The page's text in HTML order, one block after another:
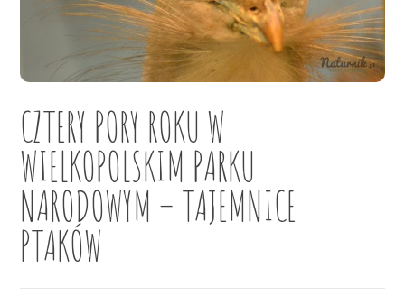
CZTERY PORY ROKU W
WIELKOPOLSKIM PARKU
NARODOWYM – TAJEMNICE
PTAKÓW